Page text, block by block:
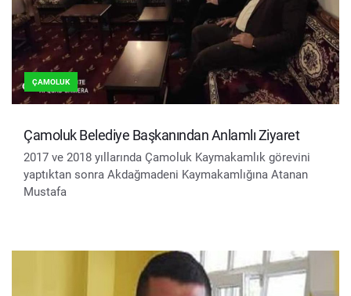
ÇAMOLUK
Çamoluk Belediye Başkanından Anlamlı Ziyaret
2017 ve 2018 yıllarında Çamoluk Kaymakamlık görevini
yaptıktan sonra Akdağmadeni Kaymakamlığına Atanan
Mustafa